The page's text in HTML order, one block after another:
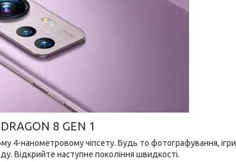
8 GEN 1
4-нанометровому чіпсету. Будь то фотографування,
Відкрийте наступне покоління швидкості.